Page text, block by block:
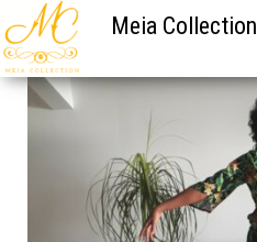
Meia Collection